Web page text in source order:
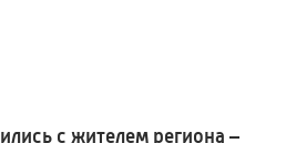
с жителем региона –